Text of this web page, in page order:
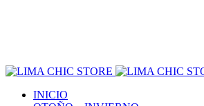
INICIO